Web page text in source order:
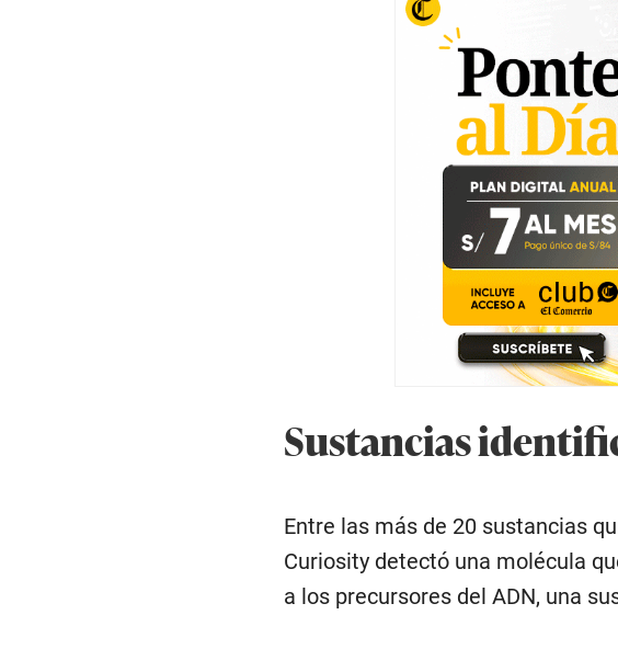
Sustancias
Entre las más de 20 sustancias
Curiosity detectó una molécula
a los precursores del ADN, una